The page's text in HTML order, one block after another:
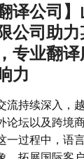
译公司
公司助
专业翻
力
流持续深入，
论坛以及跨境
一过程中，语